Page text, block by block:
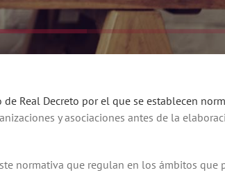
de Real Decreto por el que se establecen
y asociaciones antes de la
normativa que regulan en los ámbitos que